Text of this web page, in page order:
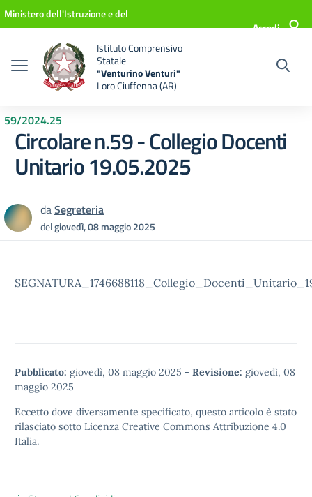
Vai ai contenuti
Vai al menu di navigazione
Vai al footer
Ministero dell'Istruzione e del
Accedi
Istituto Comprensivo
Statale
"Venturino Venturi"
Loro Ciuffenna (AR)
59/2024.25
Circolare n.59 - Collegio Docenti
Unitario 19.05.2025
daSegreteria
delgiovedì, 08 maggio 2025
Pubblicato: giovedì, 08 maggio 2025 - Revisione: giovedì, 08
maggio 2025
Eccetto dove diversamente specificato, questo articolo è stato
rilasciato sotto Licenza Creative Commons Attribuzione 4.0
Italia.